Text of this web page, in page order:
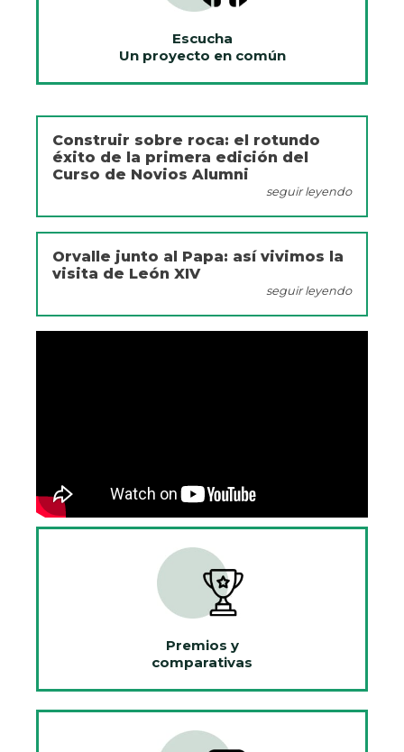
Escucha
Un proyecto en común
Construir sobre roca: el rotundo
éxito de la primera edición del
Curso de Novios Alumni
seguir leyendo
Orvalle junto al Papa: así vivimos la
visita de León XIV
seguir leyendo
Premios y
comparativas